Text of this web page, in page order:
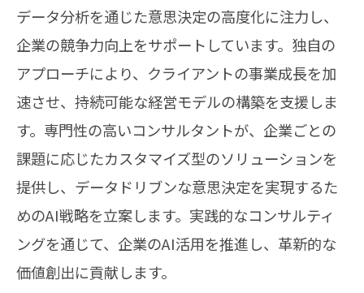
データ分析を通じた意思決定の高度化に注力し、
企業の競争力向上をサポートしています。独自の
アプローチにより、クライアントの事業成長を加
速させ、持続可能な経営モデルの構築を支援しま
す。専門性の高いコンサルタントが、企業ごとの
課題に応じたカスタマイズ型のソリューションを
提供し、データドリブンな意思決定を実現するた
めのAI戦略を立案します。実践的なコンサルティ
ングを通じて、企業のAI活用を推進し、革新的な
価値創出に貢献します。